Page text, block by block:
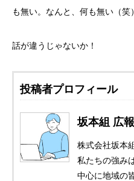
も無い。なんと、何も無い（笑
話が違うじゃないか！
投稿者プロフィール
坂本組 広
株式会社坂本
私たちの強み
中心に地域の